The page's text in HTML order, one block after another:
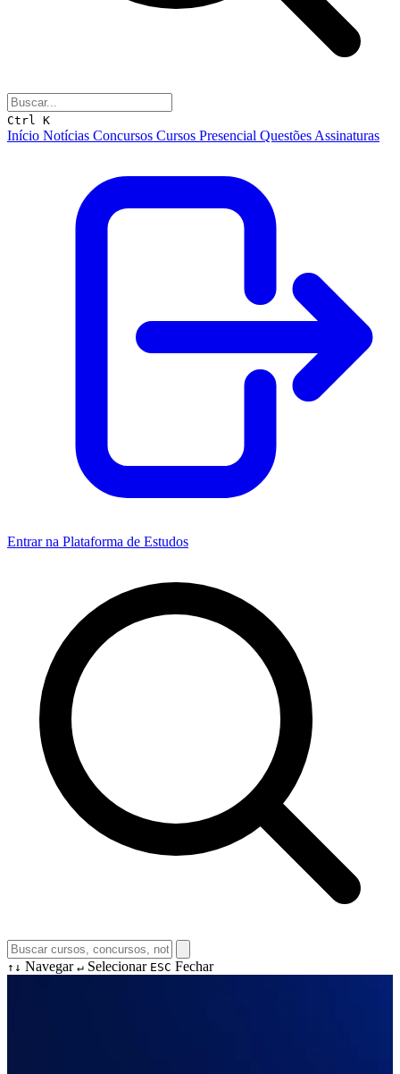
Ctrl K
Início Notícias Concursos Cursos Presencial Questões Assinaturas
Entrar na Plataforma de Estudos
↑↓ Navegar ↵ Selecionar ESC Fechar